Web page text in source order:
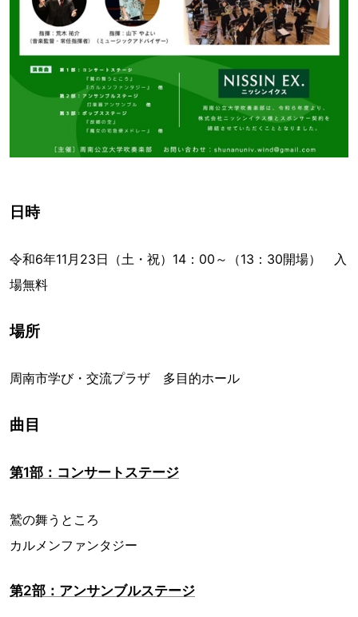
日時
令和6年11月23日（土・祝）14：00～（13：30開場） 入
場無料
場所
周南市学び・交流プラザ 多目的ホール
曲目
第1部：コンサートステージ
鷲の舞うところ
カルメンファンタジー
第2部：アンサンブルステージ